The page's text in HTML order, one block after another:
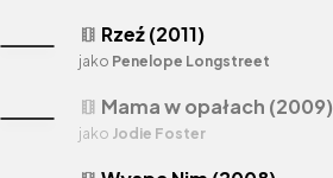
theaters Rzeź (2011)
jako Penelope Longstreet
theaters Mama w opałach (2009)
jako Jodie Foster